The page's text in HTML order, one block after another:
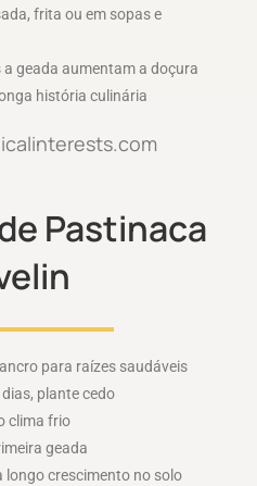
frita ou em sopas e
geada aumentam a doçura
história culinária
Pastinaca
para raízes saudáveis
plante cedo
clima frio
geada
longo crescimento no solo